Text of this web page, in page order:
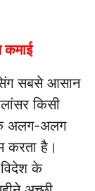
कमाई
सबसे आसान
किसी
अलग-अलग
करता है।
के